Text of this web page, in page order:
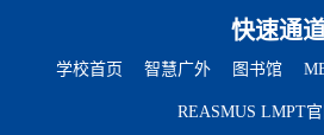
快速通
学校首页 智慧广外 图书馆
REASMUS LMPT官